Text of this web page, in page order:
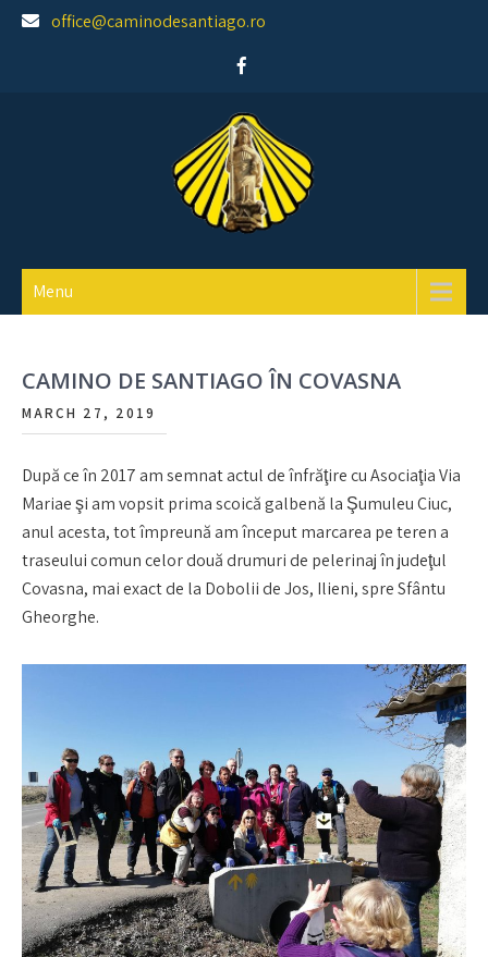
Skip
office@caminodesantiago.ro
Menu
CAMINO DE SANTIAGO ÎN COVASNA
MARCH 27, 2019
După ce în 2017 am semnat actul de înfrăţire cu Asociaţia Via
Mariae şi am vopsit prima scoică galbenă la Şumuleu Ciuc,
anul acesta, tot împreună am început marcarea pe teren a
traseului comun celor două drumuri de pelerinaj în judeţul
Covasna, mai exact de la Dobolii de Jos, Ilieni, spre Sfântu
Gheorghe.